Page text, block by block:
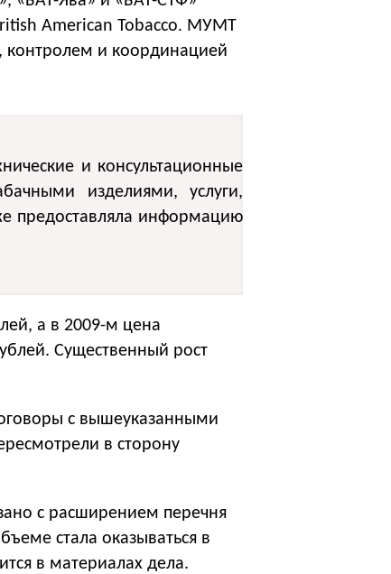
American Tobacco. МУМТ
контролем и координацией
и консультационные
изделиями, услуги,
предоставляла информацию
а в 2009-м цена
Существенный рост
с вышеуказанными
в сторону
с расширением перечня
стала оказываться в
в материалах дела.